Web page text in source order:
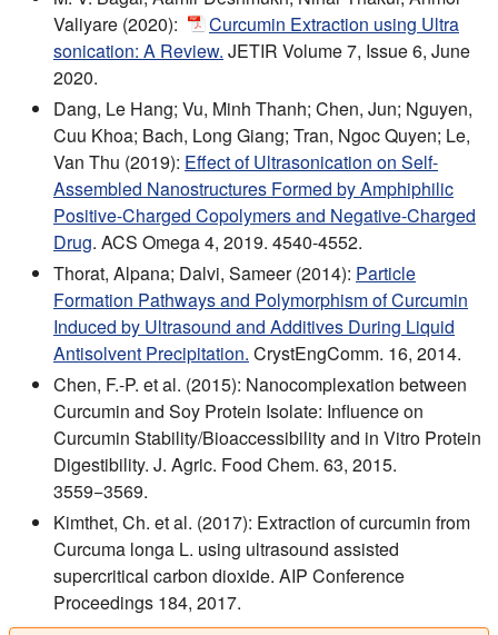
Valiyare (2020):
Curcumin Extraction using Ultra
sonication: A Review. JETIR Volume 7, Issue 6, June
2020.
Dang, Le Hang; Vu, Minh Thanh; Chen, Jun; Nguyen,
Cuu Khoa; Bach, Long Giang; Tran, Ngoc Quyen; Le,
Van Thu (2019): Effect of Ultrasonication on Self-
Assembled Nanostructures Formed by Amphiphilic
Positive-Charged Copolymers and Negative-Charged
Drug. ACS Omega 4, 2019. 4540-4552.
Thorat, Alpana; Dalvi, Sameer (2014): Particle
Formation Pathways and Polymorphism of Curcumin
Induced by Ultrasound and Additives During Liquid
Antisolvent Precipitation. CrystEngComm. 16, 2014.
Chen, F.-P. et al. (2015): Nanocomplexation between
Curcumin and Soy Protein Isolate: Influence on
Curcumin Stability/Bioaccessibility and in Vitro Protein
Digestibility. J. Agric. Food Chem. 63, 2015.
3559−3569.
Kimthet, Ch. et al. (2017): Extraction of curcumin from
Curcuma longa L. using ultrasound assisted
supercritical carbon dioxide. AIP Conference
Proceedings 184, 2017.